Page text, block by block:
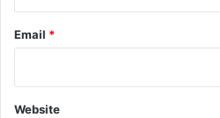
Email *
Website